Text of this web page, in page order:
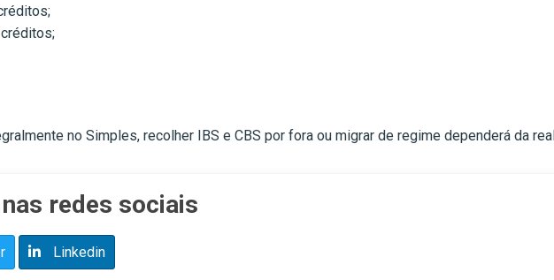
no Simples, recolher IBS e CBS por fora ou migrar de regime dependerá da
redes sociais
Linkedin